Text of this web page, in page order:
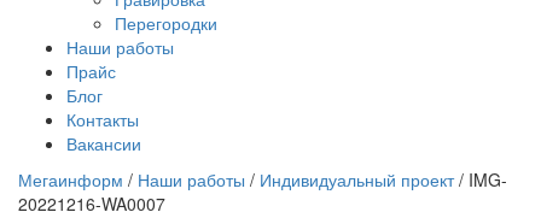
Перегородки
Наши работы
Прайс
Блог
Контакты
Вакансии
Мегаинформ / Наши работы / Индивидуальный проект/ IMG-
20221216-WA0007